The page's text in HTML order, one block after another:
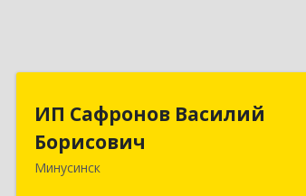
ИП Сафронов Василий
Борисович
Минусинск
ИП Сафронов Василий
Борисович